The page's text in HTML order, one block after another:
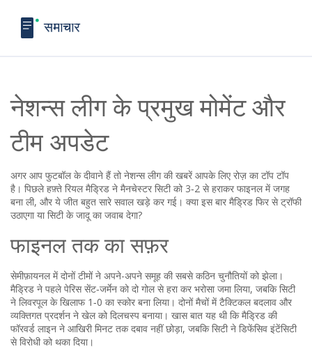
नेशन्स लीग के प्रमुख मोमेंट और
टीम अपडेट
अगर आप फुटबॉल के दीवाने हैं तो नेशन्स लीग की खबरें आपके लिए रोज़ का टॉप टॉप
है। पिछले हफ़्ते रियल मैड्रिड ने मैनचेस्टर सिटी को 3‑2 से हराकर फाइनल में जगह
बना ली, और ये जीत बहुत सारे सवाल खड़े कर गई। क्या इस बार मैड्रिड फिर से ट्रॉफी
उठाएगा या सिटी के जादू का जवाब देगा?
फाइनल तक का सफ़र
सेमीफ़ायनल में दोनों टीमों ने अपने-अपने समूह की सबसे कठिन चुनौतियों को झेला।
मैड्रिड ने पहले पेरिस सेंट‑जर्मेन को दो गोल से हरा कर भरोसा जमा लिया, जबकि सिटी
ने लिवरपूल के खिलाफ 1‑0 का स्कोर बना लिया। दोनों मैचों में टैक्टिकल बदलाव और
व्यक्तिगत प्रदर्शन ने खेल को दिलचस्प बनाया। खास बात यह थी कि मैड्रिड की
फॉरवर्ड लाइन ने आखिरी मिनट तक दबाव नहीं छोड़ा, जबकि सिटी ने डिफेंसिव इंटेंसिटी
से विरोधी को थका दिया।